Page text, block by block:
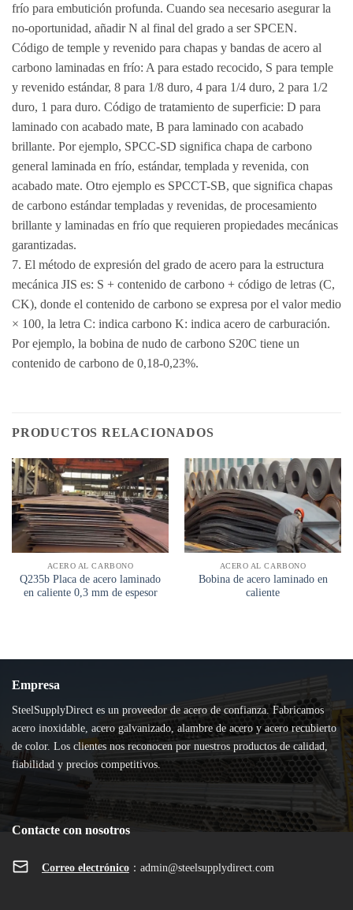
frío para embutición profunda. Cuando sea necesario asegurar la
no-oportunidad, añadir N al final del grado a ser SPCEN.
Código de temple y revenido para chapas y bandas de acero al
carbono laminadas en frío: A para estado recocido, S para temple
y revenido estándar, 8 para 1/8 duro, 4 para 1/4 duro, 2 para 1/2
duro, 1 para duro. Código de tratamiento de superficie: D para
laminado con acabado mate, B para laminado con acabado
brillante. Por ejemplo, SPCC-SD significa chapa de carbono
general laminada en frío, estándar, templada y revenida, con
acabado mate. Otro ejemplo es SPCCT-SB, que significa chapas
de carbono estándar templadas y revenidas, de procesamiento
brillante y laminadas en frío que requieren propiedades mecánicas
garantizadas.
7. El método de expresión del grado de acero para la estructura
mecánica JIS es: S + contenido de carbono + código de letras (C,
CK), donde el contenido de carbono se expresa por el valor medio
× 100, la letra C: indica carbono K: indica acero de carburación.
Por ejemplo, la bobina de nudo de carbono S20C tiene un
contenido de carbono de 0,18-0,23%.
PRODUCTOS RELACIONADOS
ACERO AL CARBONO
Q235b Placa de acero laminado
en caliente 0,3 mm de espesor
ACERO AL CARBONO
Bobina de acero laminado en
caliente
Empresa
SteelSupplyDirect es un proveedor de acero de confianza. Fabricamos
acero inoxidable, acero galvanizado, alambre de acero y acero recubierto
de color. Los clientes nos reconocen por nuestros productos de calidad,
fiabilidad y precios competitivos.
Contacte con nosotros
Correo electrónico ： admin@steelsupplydirect.com